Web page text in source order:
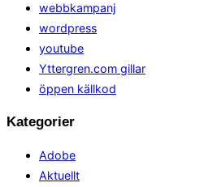
webbkampanj
wordpress
youtube
Yttergren.com gillar
öppen källkod
Kategorier
Adobe
Aktuellt